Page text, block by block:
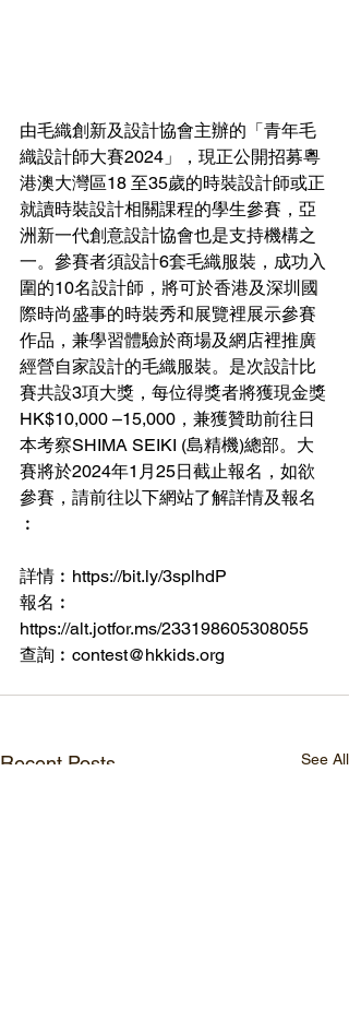
由毛織創新及設計協會主辦的「青年毛
織設計師大賽2024」，現正公開招募粵
港澳大灣區18 至35歲的時裝設計師或正
就讀時裝設計相關課程的學生參賽，亞
洲新一代創意設計協會也是支持機構之
一。參賽者須設計6️套毛織服裝，成功入
圍的10名設計師，將可於香港及深圳國
際時尚盛事的時裝秀和展覽裡展示參賽
作品，兼學習體驗於商場及網店裡推廣
經營自家設計的毛織服裝。是次設計比
賽共設3項大獎，每位得獎者將獲現金獎
HK$10,000 –15,000，兼獲贊助前往日
本考察SHIMA SEIKI (島精機)總部。大
賽將於2024年1月25日截止報名，如欲
參賽，請前往以下網站了解詳情及報名
︰
詳情︰ https://bit.ly/3splhdP
報名︰
https://alt.jotfor.ms/233198605308055
查詢︰contest@hkkids.org
Recent Posts See All